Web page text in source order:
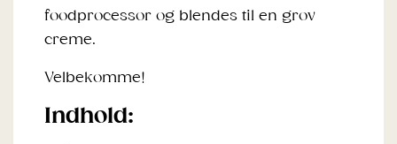
foodprocessor og blendes til en grov
creme.
Velbekomme!
Indhold: